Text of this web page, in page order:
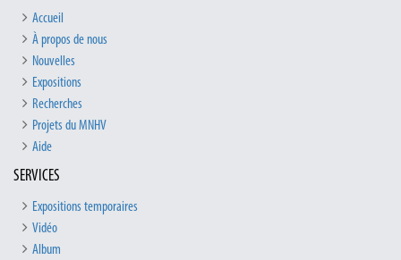
Accueil
À propos de nous
Nouvelles
Expositions
Recherches
Projets du MNHV
Aide
SERVICES
Expositions temporaires
Vidéo
Album